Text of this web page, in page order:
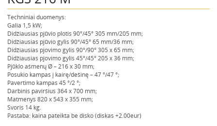
Montavimo instrumentai
Pneumatika
Pastoliai, bokšteliai, stelažai, tvoros, statramščiai,
perdangos
Plytelių, blokelių, polistirolo pjovimo įrankiai
Rankiniai sodo ir buities įrankiai
Santechnikos įrankiai
Šildytuvai, kaloriferiai, kondicionieriai, jonizatoriai
Sodo ir miško įranga
Techniniai duomenys:
Galia 1,5 kW;
Didžiausias pjūvio plotis 90°/45° 305 mm/205 mm;
Didžiausias pjūvio gylis 90°/45° 65 mm/36 mm;
Didžiausias pjovimo gylis 90°/90° 305 x 65 mm;
Didžiausias pjovimo gylis 45°/45° 205 x 36 mm;
Pjūklo ašmenų Ø – 216 x 30 mm;
Posukio kampas į kairę/dešinę – 47 °/47 °;
Pavertimo kampas 45 °/2 °;
Darbinis paviršius 364 x 700 mm;
Matmenys 820 x 543 x 355 mm;
Svoris 14 kg.
Pastaba: kaina pateikta be disko (diskas +2.00eur)